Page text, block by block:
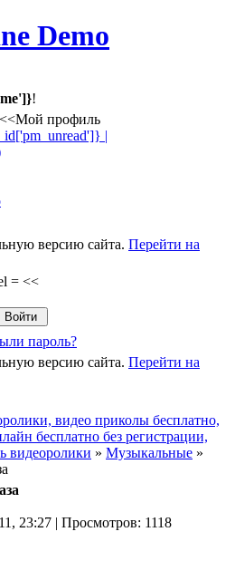
Demo
!
профиль
|
версию сайта. Перейти на
= <<
пароль?
версию сайта. Перейти на
видео приколы бесплатно,
бесплатно без регистрации,
видеоролики » Музыкальные »
23:27 | Просмотров: 1118